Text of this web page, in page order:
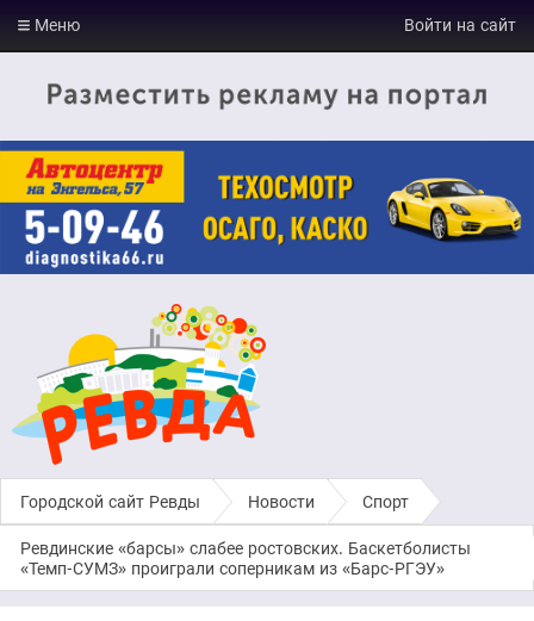
Городской сайт Ревды › Новости › Спорт
Ревдинские «барсы» слабее ростовских. Баскетболисты
«Темп-СУМЗ» проиграли соперникам из «Барс-РГЭУ»
Войти на сайт
Меню